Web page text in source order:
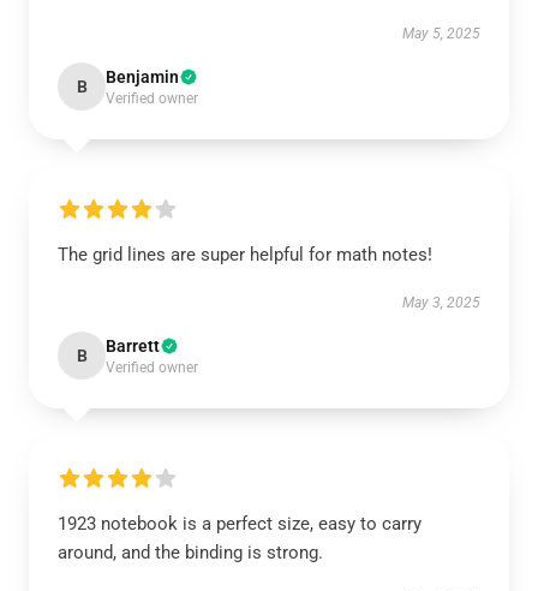
May 5, 2025
B Benjamin
Verified owner
The grid lines are super helpful for math notes!
May 3, 2025
B Barrett
Verified owner
1923 notebook is a perfect size, easy to carry
around, and the binding is strong.